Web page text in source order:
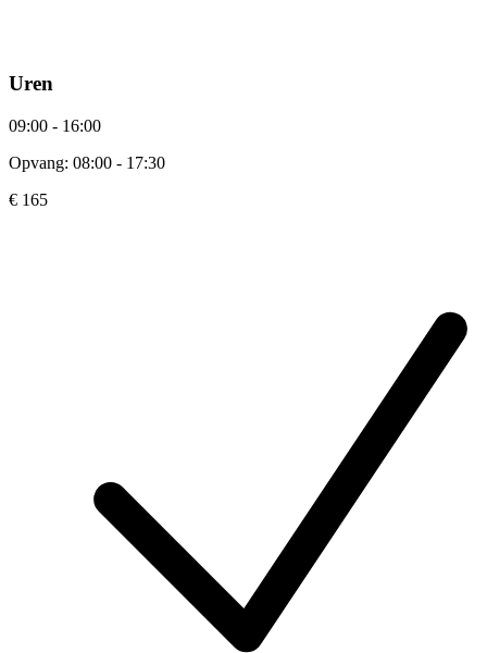
Uren
09:00 - 16:00
Opvang: 08:00 - 17:30
€ 165